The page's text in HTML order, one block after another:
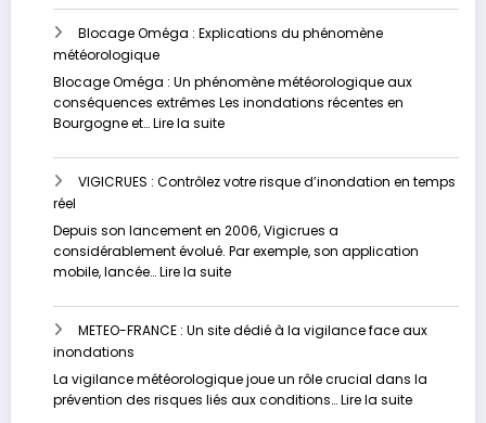
Kazakhstan
d’avril
:
La
Bourgogne
en
alerte
Blocage Oméga : Explications du phénomène
météorologique
Blocage Oméga : Un phénomène météorologique aux
conséquences extrêmes Les inondations récentes en
Bourgogne et…Lire la suite:
Oméga
:
du
phénomène
météorologique
VIGICRUES : Contrôlez votre risque d’inondation en temps
réel
Depuis son lancement en 2006, Vigicrues a
considérablement évolué. Par exemple, son application
mobile, lancée…Lire la suite:
:
Contrôlez
risque
d’inondation
METEO-FRANCE : Un site dédié à la vigilance face aux
inondations
La vigilance météorologique joue un rôle crucial dans la
prévention des risques liés aux conditions…Lire la suite: